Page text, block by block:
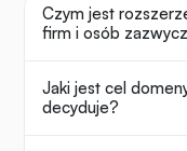
Czym jest
firm i osób
Jaki jest cel
decyduje?